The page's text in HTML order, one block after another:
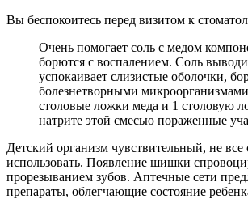
Вы беспокоитесь перед визитом к
Очень помогает соль с медом
борются с воспалением. Соль
успокаивает слизистые оболочки,
болезнетворными
столовые ложки меда и 1 столовую
натрите этой смесью пораженные
Детский организм чувствительный, не все
использовать. Появление шишки
прорезыванием зубов. Аптечные сети
препараты, облегчающие состояние